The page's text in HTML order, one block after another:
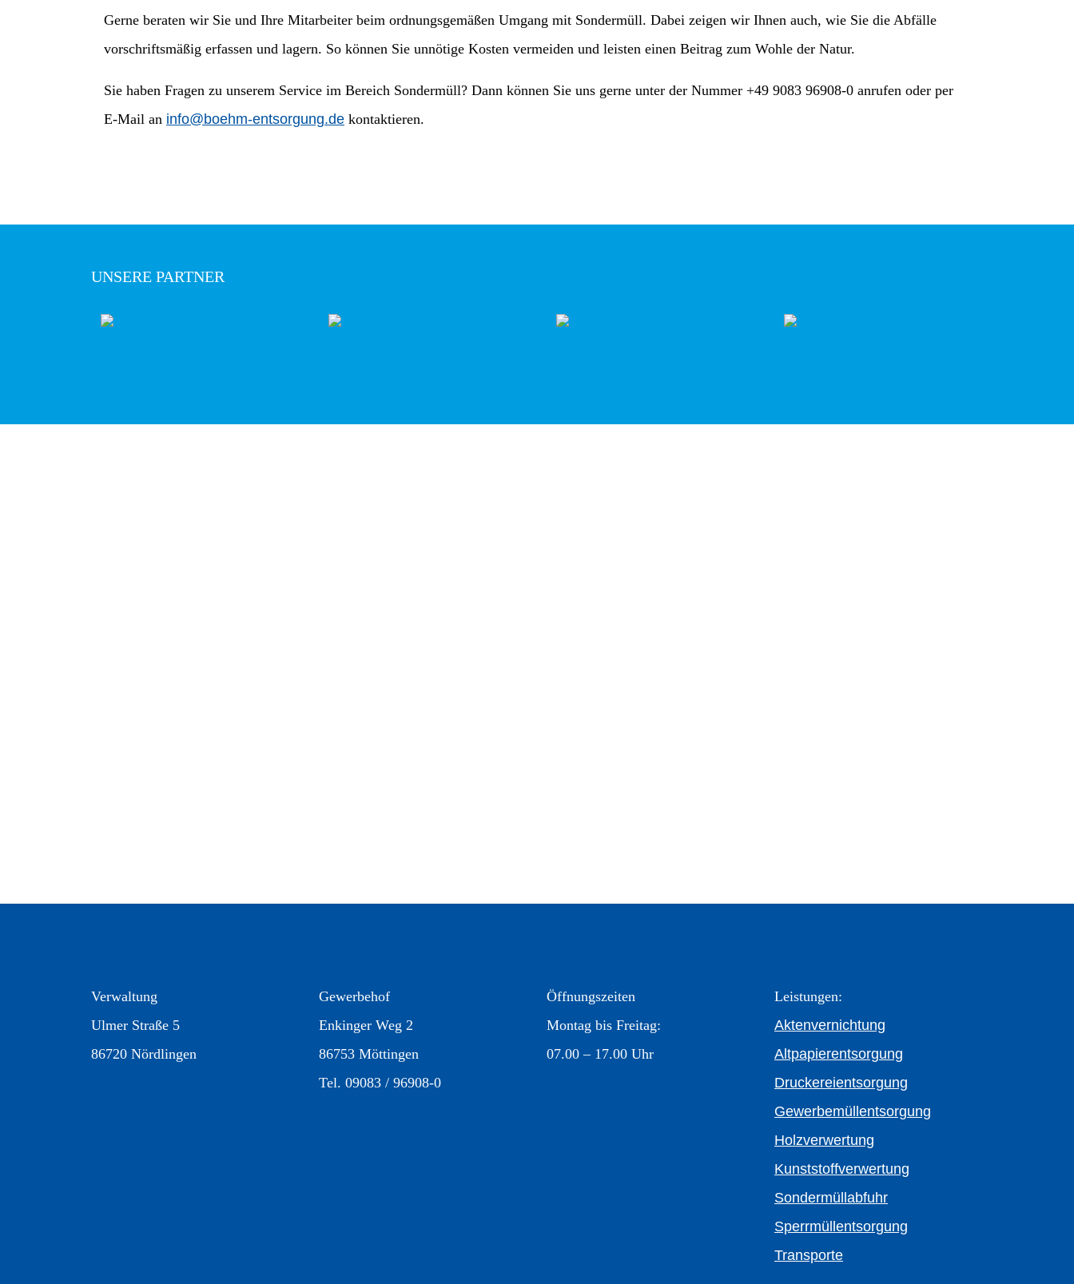
Gerne beraten wir Sie und Ihre Mitarbeiter beim ordnungsgemäßen Umgang mit Sondermüll. Dabei zeigen wir Ihnen auch, wie Sie die Abfälle
vorschriftsmäßig erfassen und lagern. So können Sie unnötige Kosten vermeiden und leisten einen Beitrag zum Wohle der Natur.
Sie haben Fragen zu unserem Service im Bereich Sondermüll? Dann können Sie uns gerne unter der Nummer +49 9083 96908-0 anrufen oder per
E-Mail an info@boehm-entsorgung.de kontaktieren.
UNSERE PARTNER
Verwaltung
Ulmer Straße 5
86720 Nördlingen
Gewerbehof
Enkinger Weg 2
86753 Möttingen
Tel. 09083 / 96908-0
Öffnungszeiten
Montag bis Freitag:
07.00 – 17.00 Uhr
Leistungen:
Aktenvernichtung
Altpapierentsorgung
Druckereientsorgung
Gewerbemüllentsorgung
Holzverwertung
Kunststoffverwertung
Sondermüllabfuhr
Sperrmüllentsorgung
Transporte